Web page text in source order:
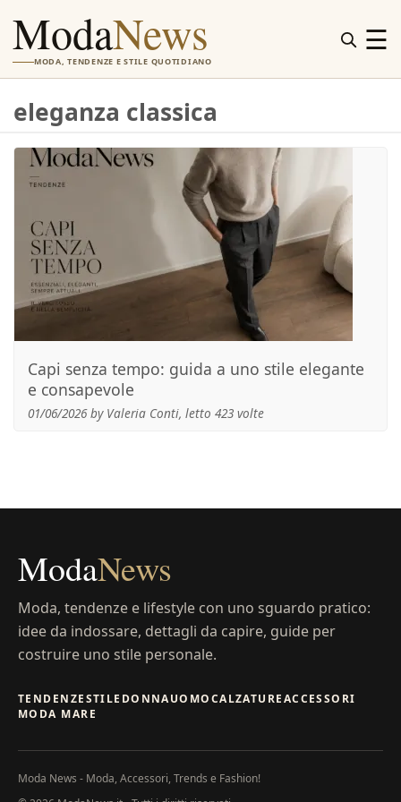
ModaNews
MODA, TENDENZE E STILE QUOTIDIANO
☰
eleganza classica
Capi senza tempo: guida a uno stile elegante
e consapevole
01/06/2026 by Valeria Conti, letto 423 volte
ModaNews
Moda, tendenze e lifestyle con uno sguardo pratico:
idee da indossare, dettagli da capire, guide per
costruire uno stile personale.
TENDENZESTILE DONNAUOMOCALZATUREACCESSORI
MODA MARE
Moda News - Moda, Accessori, Trends e Fashion!